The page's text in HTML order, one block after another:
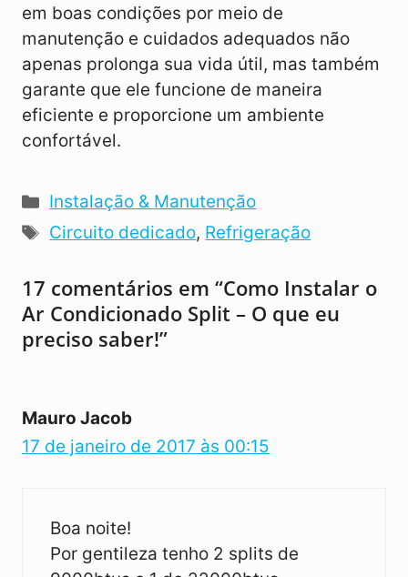
em boas condições por meio de
manutenção e cuidados adequados não
apenas prolonga sua vida útil, mas também
garante que ele funcione de maneira
eficiente e proporcione um ambiente
confortável.
Categorias
Instalação & Manutenção
Tags
Circuito dedicado, Refrigeração
17 comentários em “Como Instalar o
Ar Condicionado Split – O que eu
preciso saber!”
Mauro Jacob
17 de janeiro de 2017 às 00:15
Boa noite!
Por gentileza tenho 2 splits de